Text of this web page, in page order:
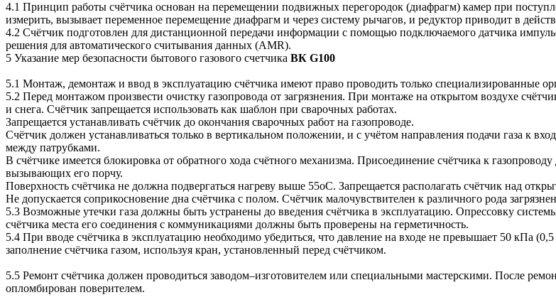
4.1 Принцип работы счётчика основан на перемещении подвижных перегородок (диафрагм) камер при
измерить, вызывает переменное перемещение диафрагм и через систему рычагов, и редуктор приводит в
4.2 Счётчик подготовлен для дистанционной передачи информации с помощью подключаемого датчика
решения для автоматического считывания данных (AMR).
5 Указание мер безопасности бытового газового счетчика ВК G100
5.1 Монтаж, демонтаж и ввод в эксплуатацию счётчика имеют право проводить только специализированные
5.2 Перед монтажом произвести очистку газопровода от загрязнения. При монтаже на открытом воздухе
и снега. Счётчик запрещается использовать как шаблон при сварочных работах.
Запрещается устанавливать счётчик до окончания сварочных работ на газопроводе.
Счётчик должен устанавливаться только в вертикальном положении, и с учётом направления подачи газа к
между патрубками.
В счётчике имеется блокировка от обратного хода счётного механизма. Присоединение счётчика к
вызывающих его порчу.
Поверхность счётчика не должна подвергаться нагреву выше 55оС. Запрещается располагать счётчик над
Не допускается соприкосновение дна счётчика с полом. Счётчик малочувствителен к различного рода
5.3 Возможные утечки газа должны быть устранены до введения счётчика в эксплуатацию. Опрессовку
счётчика места его соединения с коммуникациями должны быть проверены на герметичность.
5.4 При вводе счётчика в эксплуатацию необходимо убедиться, что давление на входе не превышает 50 кПа
заполнение счётчика газом, используя кран, установленный перед счётчиком.
5.5 Ремонт счётчика должен проводиться заводом–изготовителем или специальными мастерскими. После
опломбирован поверителем.